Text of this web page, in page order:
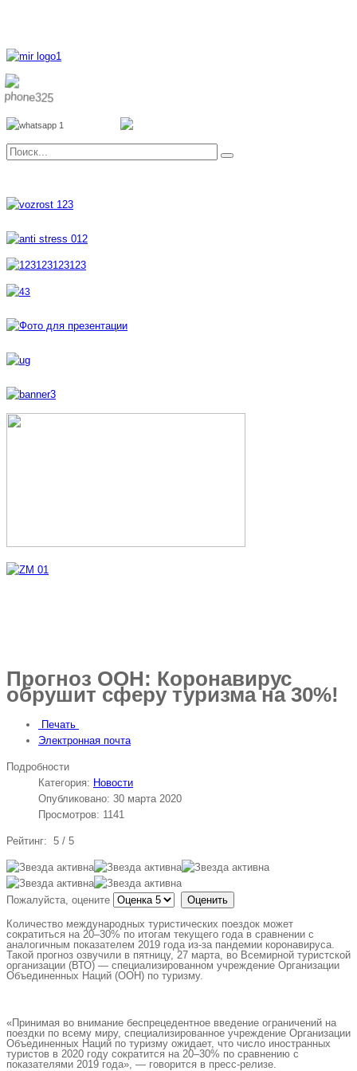
8 962 888 51 55
Прогноз ООН: Коронавирус
обрушит сферу туризма на 30%!
Печать
Электронная почта
Подробности
Категория: Новости
Опубликовано: 30 марта 2020
Просмотров: 1141
Рейтинг: 5 / 5
Пожалуйста, оцените
Количество международных туристических поездок может
сократиться на 20–30% по итогам текущего года в сравнении с
аналогичным показателем 2019 года из-за пандемии коронавируса.
Такой прогноз озвучили в пятницу, 27 марта, во Всемирной туристской
организации (ВТО) — специализированном учреждение Организации
Объединенных Наций (ООН) по туризму.
«Принимая во внимание беспрецедентное введение ограничений на
поездки по всему миру, специализированное учреждение Организации
Объединенных Наций по туризму ожидает, что число иностранных
туристов в 2020 году сократится на 20–30% по сравнению с
показателями 2019 года», — говорится в пресс-релизе.